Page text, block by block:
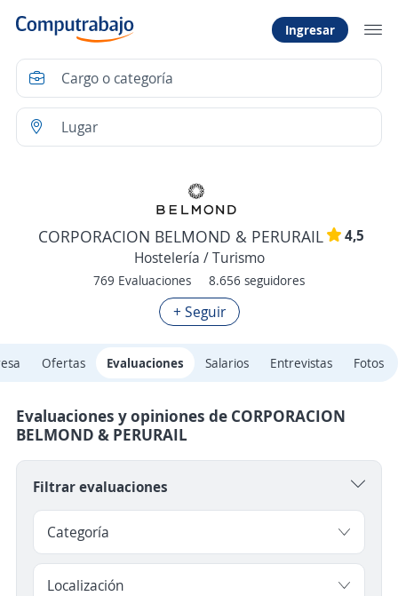
Ingresar
CORPORACION BELMOND & PERURAIL
4,5
Hostelería / Turismo
769 Evaluaciones 8.656 seguidores
+ Seguir
Ofertas Evaluaciones Salarios Entrevistas Fotos
Evaluaciones y opiniones de CORPORACION
BELMOND & PERURAIL
Filtrar evaluaciones